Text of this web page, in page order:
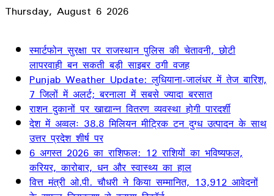
Thursday, August 6 2026
स्मार्टफोन सुरक्षा पर राजस्थान पुलिस की चेतावनी, छोटी
लापरवाही बन सकती बड़ी साइबर ठगी वजह
Punjab Weather Update: लुधियाना-जालंधर में तेज बारिश,
7 जिलों में अलर्ट; बरनाला में सबसे ज्यादा बरसात
राशन दुकानों पर खाद्यान्न वितरण व्यवस्था होगी पारदर्शी
देश में अव्वलः 38.8 मिलियन मीट्रिक टन दुग्ध उत्पादन के साथ
उत्तर प्रदेश शीर्ष पर
6 अगस्त 2026 का राशिफल: 12 राशियों का भविष्यफल,
करियर, कारोबार, धन और स्वास्थ्य का हाल
वित्त मंत्री ओ.पी. चौधरी ने किया सम्मानित, 13,912 आवेदनों